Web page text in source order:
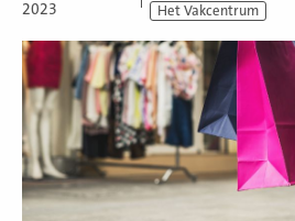
2023
Het Vakcentrum